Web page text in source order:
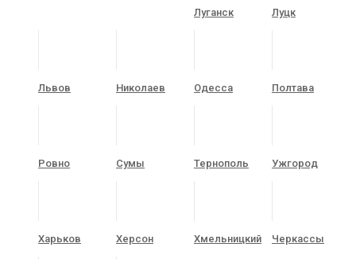
Луганск Луцк
Львов Николаев Одесса Полтава
Ровно Сумы Тернополь Ужгород
Харьков Херсон Хмельницкий Черкассы